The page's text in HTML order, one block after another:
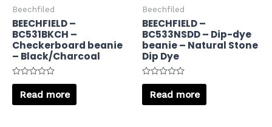
Beechfiled
BEECHFIELD –
BC531BKCH –
Checkerboard beanie
– Black/Charcoal
Rated
out
of
Read more
Beechfiled
BEECHFIELD –
BC533NSDD – Dip-dye
beanie – Natural Stone
Dip Dye
Rated
out
of
Read more